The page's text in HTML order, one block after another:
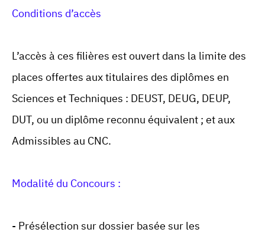
Conditions d’accès
L’accès à ces filières est ouvert dans la limite des
places offertes aux titulaires des diplômes en
Sciences et Techniques : DEUST, DEUG, DEUP,
DUT, ou un diplôme reconnu équivalent ; et aux
Admissibles au CNC.
Modalité du Concours :
- Présélection sur dossier basée sur les